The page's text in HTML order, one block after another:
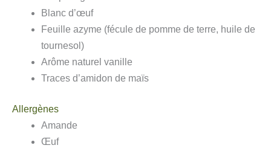
Blanc d’œuf
Feuille azyme (fécule de pomme de terre, huile de
tournesol)
Arôme naturel vanille
Traces d’amidon de maïs
Allergènes
Amande
Œuf